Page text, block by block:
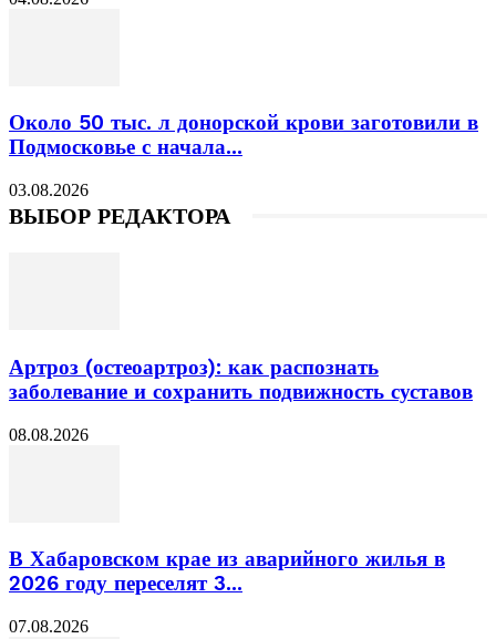
Около 50 тыс. л донорской крови заготовили в
Подмосковье с начала...
03.08.2026
ВЫБОР РЕДАКТОРА
Артроз (остеоартроз): как распознать
заболевание и сохранить подвижность суставов
08.08.2026
В Хабаровском крае из аварийного жилья в
2026 году переселят 3...
07.08.2026